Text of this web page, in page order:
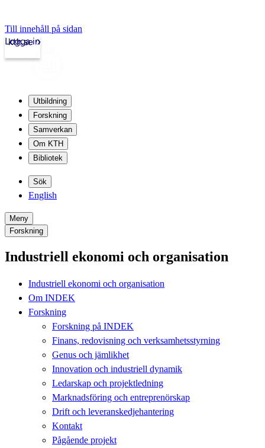
Till innehåll på sidan
kth.se
Logga in
Utbildning
Forskning
Samverkan
Om KTH
Bibliotek
Sök
English
Meny
Forskning
Industriell ekonomi och organisation
Industriell ekonomi och organisation
Om INDEK
Forskning
Forskning på INDEK
Finans, redovisning och verksamhetsstyrning
Genus och jämlikhet
Innovation och industriell dynamik
Ledarskap och projektledning
Marknadsföring och entreprenörskap
Drift och leveranskedjehantering
Kontakt
Pågående projekt